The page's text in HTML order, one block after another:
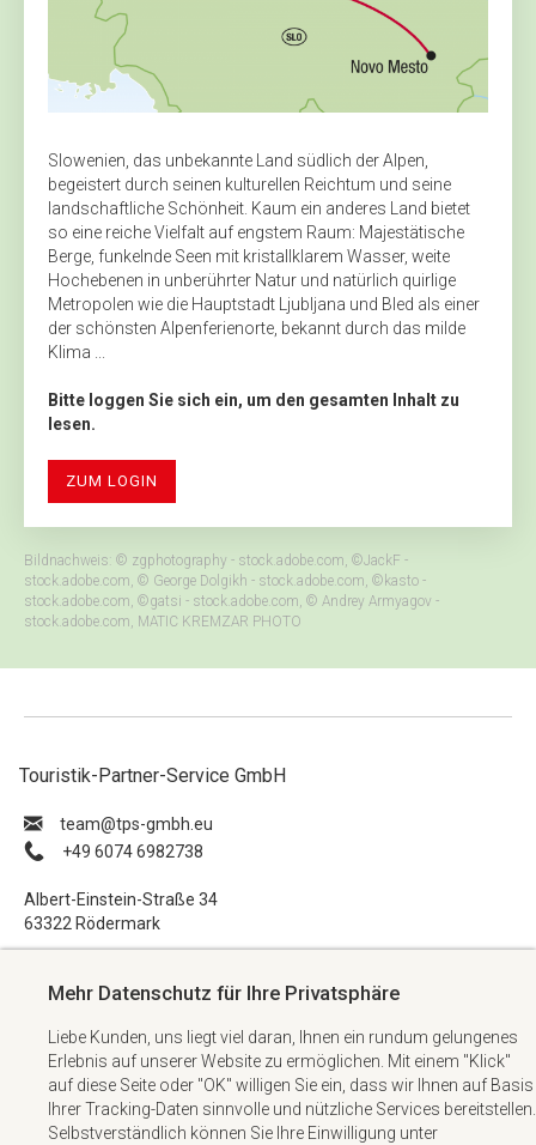
Slowenien, das unbekannte Land südlich der Alpen,
begeistert durch seinen kulturellen Reichtum und seine
landschaftliche Schönheit. Kaum ein anderes Land bietet
so eine reiche Vielfalt auf engstem Raum: Majestätische
Berge, funkelnde Seen mit kristallklarem Wasser, weite
Hochebenen in unberührter Natur und natürlich quirlige
Metropolen wie die Hauptstadt Ljubljana und Bled als einer
der schönsten Alpenferienorte, bekannt durch das milde
Klima ...
Bitte loggen Sie sich ein, um den gesamten Inhalt zu
lesen.
ZUM LOGIN
Bildnachweis: © zgphotography - stock.adobe.com, ©JackF -
stock.adobe.com, © George Dolgikh - stock.adobe.com, ©kasto -
stock.adobe.com, ©gatsi - stock.adobe.com, © Andrey Armyagov -
stock.adobe.com, MATIC KREMZAR PHOTO
Touristik-Partner-Service GmbH
ue.hbmg-spt@maet
+49 6074 6982738
Albert-Einstein-Straße 34
63322 Rödermark
Impressum
AGB
Kontakt
Mehr Datenschutz für Ihre Privatsphäre
Liebe Kunden, uns liegt viel daran, Ihnen ein rundum gelungenes
Erlebnis auf unserer Website zu ermöglichen. Mit einem "Klick"
auf diese Seite oder "OK" willigen Sie ein, dass wir Ihnen auf Basis
Ihrer Tracking-Daten sinnvolle und nützliche Services bereitstellen.
Selbstverständlich können Sie Ihre Einwilligung unter